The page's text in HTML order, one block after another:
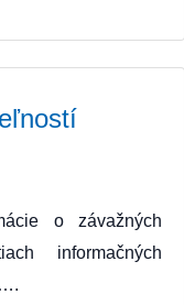
o závažných
informačných